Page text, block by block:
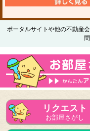
ポータルサイトや他の不動産
リクエスト
お部屋さがし